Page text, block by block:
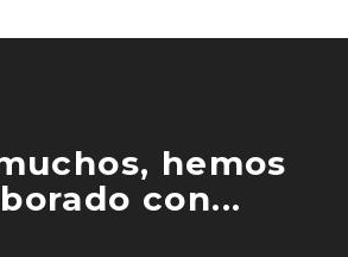
hemos
con...